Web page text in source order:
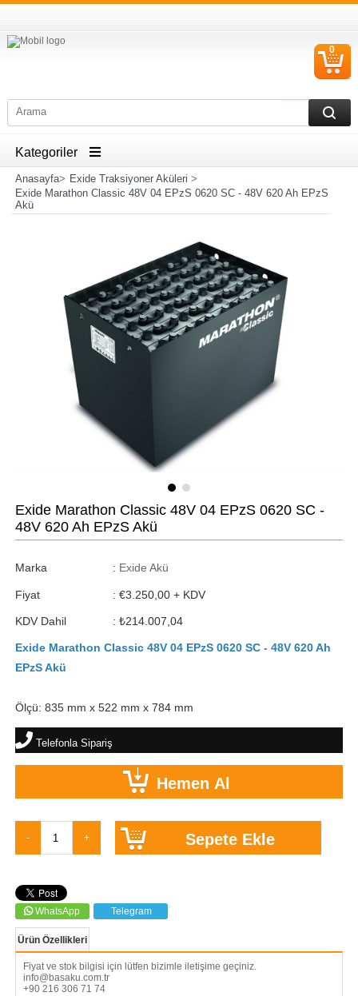
0
Kategoriler
Anasayfa> Exide Traksiyoner Aküleri >
Exide Marathon Classic 48V 04 EPzS 0620 SC - 48V 620 Ah EPzS
Akü
Exide Marathon Classic 48V 04 EPzS 0620 SC -
48V 620 Ah EPzS Akü
Marka : Exide Akü
Fiyat : €3.250,00+ KDV
KDV Dahil : ₺214.007,04
Exide Marathon Classic 48V 04 EPzS 0620 SC - 48V 620 Ah
EPzS Akü
Ölçü: 835 mm x 522 mm x 784 mm
Telefonla Sipariş
WhatsApp Telegram
Ürün Özellikleri
Fiyat ve stok bilgisi için lütfen bizimle iletişime geçiniz.
info@basaku.com.tr
+90 216 306 71 74